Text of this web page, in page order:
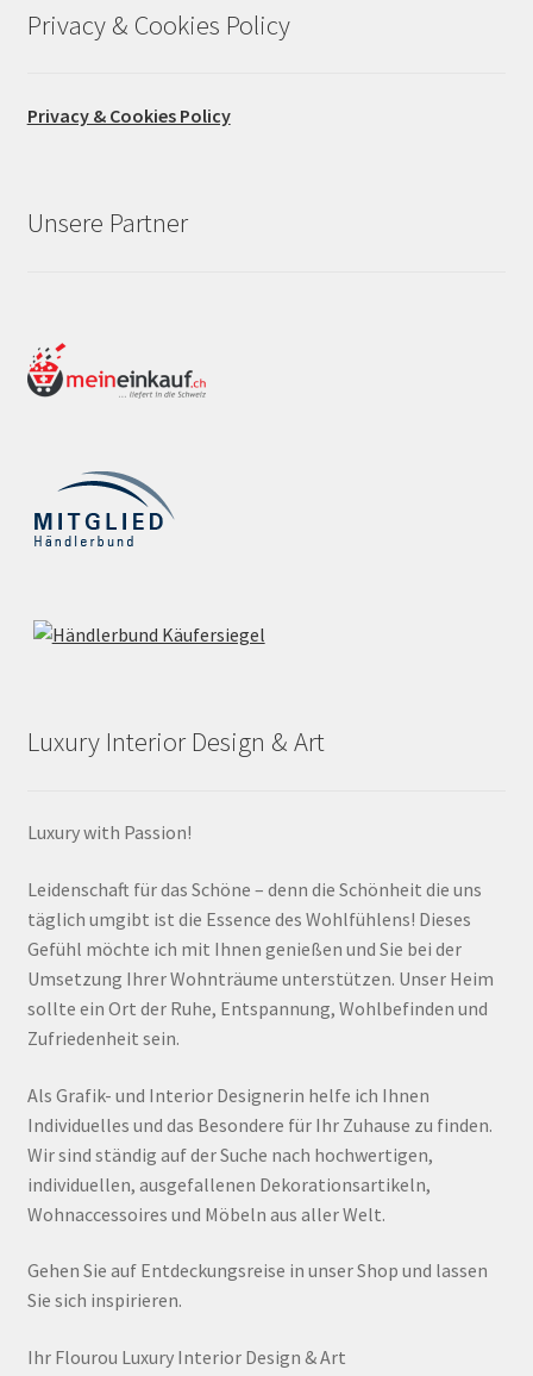
Privacy & Cookies Policy
Privacy & Cookies Policy
Unsere Partner
Luxury Interior Design & Art
Luxury with Passion!
Leidenschaft für das Schöne – denn die Schönheit die uns
täglich umgibt ist die Essence des Wohlfühlens! Dieses
Gefühl möchte ich mit Ihnen genießen und Sie bei der
Umsetzung Ihrer Wohnträume unterstützen. Unser Heim
sollte ein Ort der Ruhe, Entspannung, Wohlbefinden und
Zufriedenheit sein.
Als Grafik- und Interior Designerin helfe ich Ihnen
Individuelles und das Besondere für Ihr Zuhause zu finden.
Wir sind ständig auf der Suche nach hochwertigen,
individuellen, ausgefallenen Dekorationsartikeln,
Wohnaccessoires und Möbeln aus aller Welt.
Gehen Sie auf Entdeckungsreise in unser Shop und lassen
Sie sich inspirieren.
Ihr Flourou Luxury Interior Design & Art